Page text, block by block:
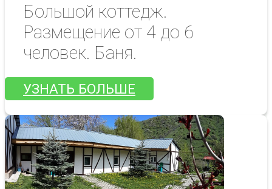
Большой коттедж.
Размещение от 4 до 6
человек. Баня.
УЗНАТЬ БОЛЬШЕ